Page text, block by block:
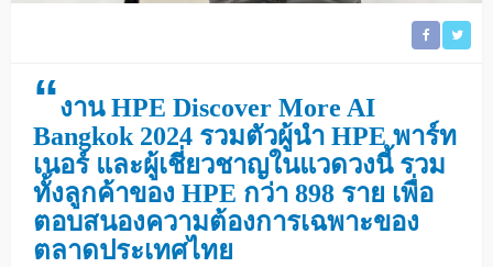
“งาน HPE Discover More AI
Bangkok 2024 รวมตัวผู้นำ HPE พาร์ท
เนอร์ และผู้เชี่ยวชาญในแวดวงนี้ รวม
ทั้งลูกค้าของ HPE กว่า 898 ราย เพื่อ
ตอบสนองความต้องการเฉพาะของ
ตลาดประเทศไทย